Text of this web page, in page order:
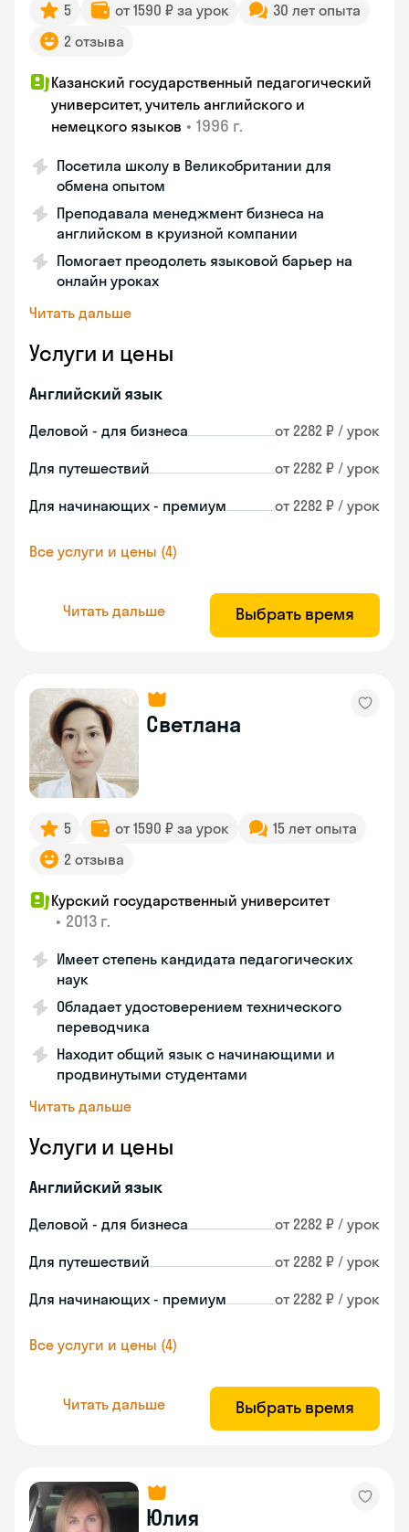
5 от 1590 ₽ за урок
30 лет опыта
2 отзыва
Казанский государственный педагогический
университет, учитель английского и
немецкого языков • 1996 г.
Посетила школу в Великобритании для
обмена опытом
Преподавала менеджмент бизнеса на
английском в круизной компании
Помогает преодолеть языковой барьер на
онлайн уроках
Читать дальше
Услуги и цены
Английский язык
Деловой - для бизнеса от 2282 ₽ / урок
Для путешествий от 2282 ₽ / урок
Для начинающих - премиум от 2282 ₽ / урок
Все услуги и цены (4)
Читать дальше Выбрать время
Светлана
5 от 1590 ₽ за урок
15 лет опыта
2 отзыва
Курский государственный университет
• 2013 г.
Имеет степень кандидата педагогических
наук
Обладает удостоверением технического
переводчика
Находит общий язык с начинающими и
продвинутыми студентами
Читать дальше
Услуги и цены
Английский язык
Деловой - для бизнеса от 2282 ₽ / урок
Для путешествий от 2282 ₽ / урок
Для начинающих - премиум от 2282 ₽ / урок
Все услуги и цены (4)
Читать дальше Выбрать время
Юлия